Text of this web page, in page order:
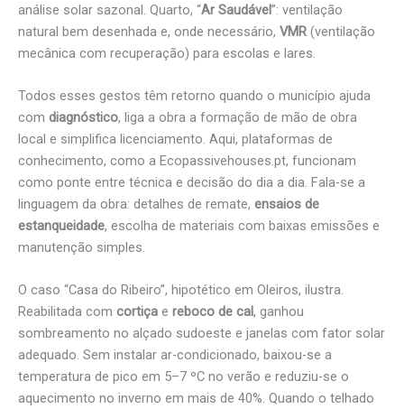
análise solar sazonal. Quarto, “Ar Saudável”: ventilação
natural bem desenhada e, onde necessário, VMR (ventilação
mecânica com recuperação) para escolas e lares.
Todos esses gestos têm retorno quando o município ajuda
com diagnóstico, liga a obra a formação de mão de obra
local e simplifica licenciamento. Aqui, plataformas de
conhecimento, como a Ecopassivehouses.pt, funcionam
como ponte entre técnica e decisão do dia a dia. Fala-se a
linguagem da obra: detalhes de remate, ensaios de
estanqueidade, escolha de materiais com baixas emissões e
manutenção simples.
O caso “Casa do Ribeiro”, hipotético em Oleiros, ilustra.
Reabilitada com cortiça e reboco de cal, ganhou
sombreamento no alçado sudoeste e janelas com fator solar
adequado. Sem instalar ar-condicionado, baixou-se a
temperatura de pico em 5–7 ºC no verão e reduziu-se o
aquecimento no inverno em mais de 40%. Quando o telhado